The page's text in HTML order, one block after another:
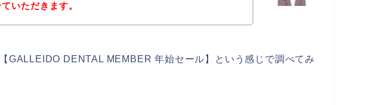
いただきます。
GALLEIDO DENTAL MEMBER 年始セール】という感じで調べてみ